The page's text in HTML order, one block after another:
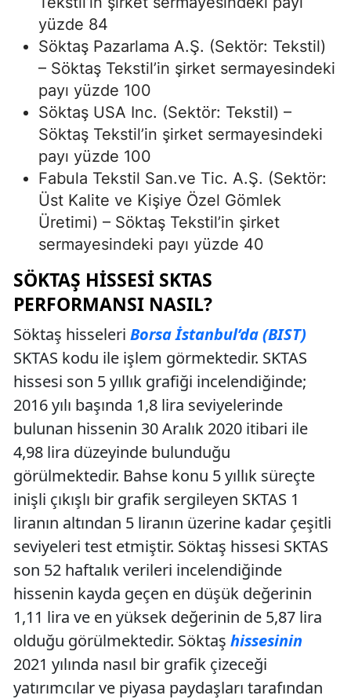
yüzde 84
Söktaş Pazarlama A.Ş. (Sektör: Tekstil)
– Söktaş Tekstil’in şirket sermayesindeki
payı yüzde 100
Söktaş USA Inc. (Sektör: Tekstil) –
Söktaş Tekstil’in şirket sermayesindeki
payı yüzde 100
Fabula Tekstil San.ve Tic. A.Ş. (Sektör:
Üst Kalite ve Kişiye Özel Gömlek
Üretimi) – Söktaş Tekstil’in şirket
sermayesindeki payı yüzde 40
SÖKTAŞ HISSESI SKTAS
PERFORMANSI NASIL?
Söktaş hisseleri Borsa İstanbul’da (BIST)
SKTAS kodu ile işlem görmektedir. SKTAS
hissesi son 5 yıllık grafiği incelendiğinde;
2016 yılı başında 1,8 lira seviyelerinde
bulunan hissenin 30 Aralık 2020 itibari ile
4,98 lira düzeyinde bulunduğu
görülmektedir. Bahse konu 5 yıllık süreçte
inişli çıkışlı bir grafik sergileyen SKTAS 1
liranın altından 5 liranın üzerine kadar çeşitli
seviyeleri test etmiştir. Söktaş hissesi SKTAS
son 52 haftalık verileri incelendiğinde
hissenin kayda geçen en düşük değerinin
1,11 lira ve en yüksek değerinin de 5,87 lira
olduğu görülmektedir. Söktaş hissesinin
2021 yılında nasıl bir grafik çizeceği
yatırımcılar ve piyasa paydaşları tarafından